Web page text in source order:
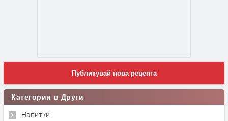
Публикувай нова рецепта
Категории в Други
Напитки